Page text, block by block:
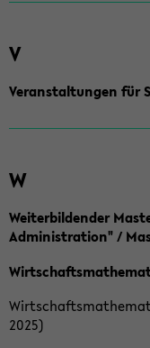
V
Veranstaltungen für
W
Weiterbildender
Administration" /
2025)